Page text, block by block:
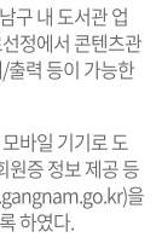
구 내 도서관 업
정에서 콘텐츠관
출력 등이 가능한
바일 기기로 도
원증 정보 제공 등
)을
하였다.